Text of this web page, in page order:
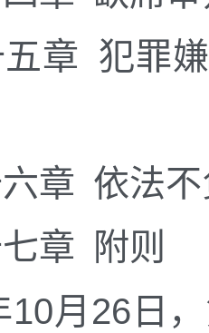
犯罪嫌
依法不
章 附则
10月 26 日